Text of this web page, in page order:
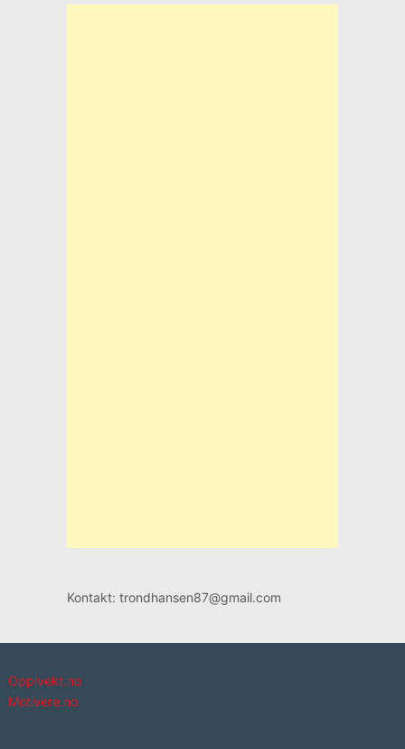
Kontakt: trondhansen87@gmail.com
Oppivekt.no
Motivere.no